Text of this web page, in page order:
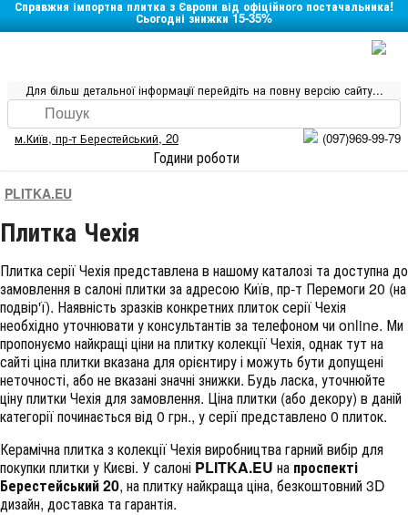
Справжня імпортна плитка з Європи від офіційного постачальника!
Сьогодні знижки 15-35%
Для більш детальної інформації перейдіть на повну версію сайту...
м.Київ, пр-т Берестейський, 20 (097)969-99-79
Години роботи
PLITKA.EU
Плитка Чехія
Плитка серіїЧехіяпредставлена в нашому каталозі та доступна до
замовлення в салоні плитки за адресою Київ, пр-т Перемоги 20 (на
подвір'ї). Наявність зразків конкретних плиток серії Чехія
необхідно уточнювати у консультантів за телефоном чи online. Ми
пропонуємо найкращі ціни на плитку колекціїЧехія, однак тут на
сайті ціна плитки вказана для орієнтиру і можуть бути допущені
неточності, або не вказані значні знижки. Будь ласка, уточнюйте
ціну плитки Чехія для замовлення. Ціна плитки (або декору) в даній
категорії починається від 0 грн., у серії представлено 0 плиток.
Керамічна плитка з колекції Чехія виробництва гарний вибір для
покупки плитки у Києві. У салоні PLITKA.EU на проспекті
Берестейський 20, на плитку найкраща ціна, безкоштовний 3D
дизайн, доставка та гарантія.